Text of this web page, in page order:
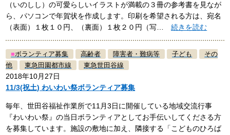
（いのしし）の可愛らしいイラストが満載の３冊の参考書を見なが
ら、パソコンで年賀状を作成します。印刷を希望される方は、宛名
（表面）１枚１０円、（裏面）１枚２０円（写…続きを読む
■ボランティア募集 高齢者 障害者・難病等 子ども
その
他
東急田園都市線 東急世田谷線
2018年10月27日
11/3(祝土) わいわい祭ボランティア募集
毎年、世田谷福祉作業所で11月3日に開催している地域交流行事
『わいわい祭』の当日ボランティアとしてお手伝いしてくださる方
を募集しています。施設の敷地に加え、隣接する「こどものひろば